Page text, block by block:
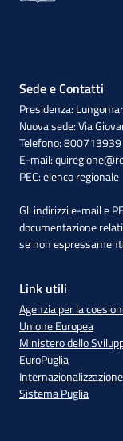
Sede e Contatti
Presidenza:
Nuova sede: Via
Telefono: 800713939
E-mail:
PEC:elenco regionale
Gli indirizzi e-mail e
documentazione
se non
Link utili
Agenzia per la
Unione Europea
Ministero dello
EuroPuglia
Internazionalizzazione
Sistema Puglia